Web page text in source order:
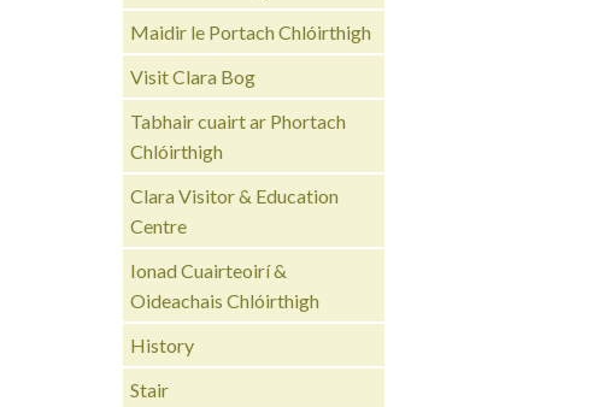
Maidir le Portach Chlóirthigh
Visit Clara Bog
Tabhair cuairt ar Phortach
Chlóirthigh
Clara Visitor & Education
Centre
Ionad Cuairteoirí &
Oideachais Chlóirthigh
History
Stair